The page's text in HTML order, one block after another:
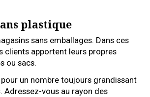
plastique
sans emballages. Dans ces
clients apportent leurs propres
ou sacs.
un nombre toujours grandissant
Adressez-vous au rayon des